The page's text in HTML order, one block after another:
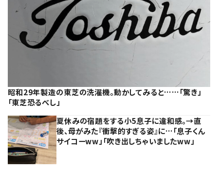
昭和29年製造の東芝の洗濯機。動かしてみると……「驚き」
「東芝恐るべし」
夏休みの宿題をする小5息子に違和感。→直
後、母がみた『衝撃的すぎる姿』に…「息子くん
サイコーww」「吹き出しちゃいましたww」